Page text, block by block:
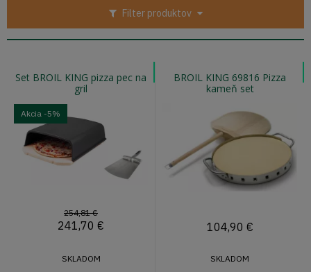
Filter produktov
Set BROIL KING pizza pec na
gril
Akcia -5%
254,81 €
241,70 €
SKLADOM
BROIL KING 69816 Pizza
kameň set
104,90 €
SKLADOM